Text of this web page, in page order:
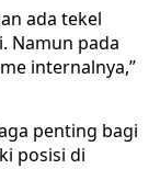
ada tekel
Namun pada
internalnya,”
penting bagi
posisi di